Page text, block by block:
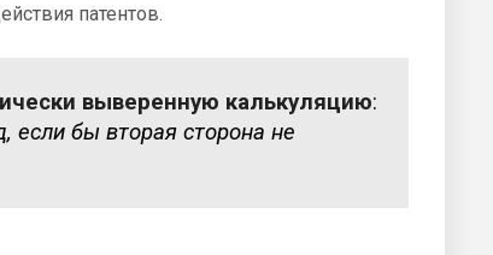
патентов.
выверенную калькуляцию:
если бы вторая сторона не